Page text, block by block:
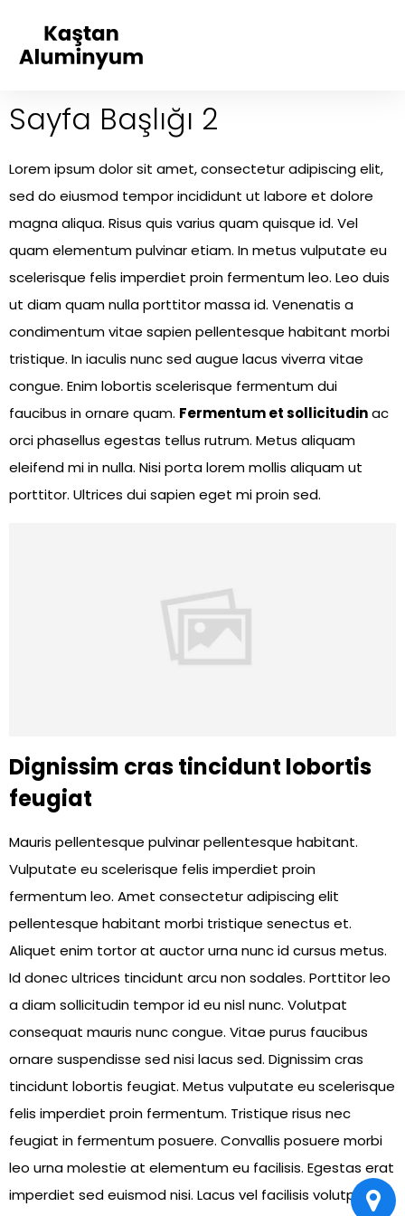
Sayfa Başlığı 2
Lorem ipsum dolor sit amet, consectetur adipiscing elit,
sed do eiusmod tempor incididunt ut labore et dolore
magna aliqua. Risus quis varius quam quisque id. Vel
quam elementum pulvinar etiam. In metus vulputate eu
scelerisque felis imperdiet proin fermentum leo. Leo duis
ut diam quam nulla porttitor massa id. Venenatis a
condimentum vitae sapien pellentesque habitant morbi
tristique. In iaculis nunc sed augue lacus viverra vitae
congue. Enim lobortis scelerisque fermentum dui
faucibus in ornare quam. Fermentum et sollicitudinac
orci phasellus egestas tellus rutrum. Metus aliquam
eleifend mi in nulla. Nisi porta lorem mollis aliquam ut
porttitor. Ultrices dui sapien eget mi proin sed.
Dignissim cras tincidunt lobortis
feugiat
Mauris pellentesque pulvinar pellentesque habitant.
Vulputate eu scelerisque felis imperdiet proin
fermentum leo. Amet consectetur adipiscing elit
pellentesque habitant morbi tristique senectus et.
Aliquet enim tortor at auctor urna nunc id cursus metus.
Id donec ultrices tincidunt arcu non sodales. Porttitor leo
a diam sollicitudin tempor id eu nisl nunc. Volutpat
consequat mauris nunc congue. Vitae purus faucibus
ornare suspendisse sed nisi lacus sed. Dignissim cras
tincidunt lobortis feugiat. Metus vulputate eu scelerisque
felis imperdiet proin fermentum. Tristique risus nec
feugiat in fermentum posuere. Convallis posuere morbi
leo urna molestie at elementum eu facilisis. Egestas erat
imperdiet sed euismod nisi. Lacus vel facilisis volutpat